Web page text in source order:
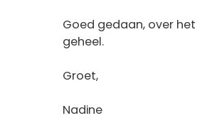
Goed gedaan, over het
geheel.
Groet,
Nadine